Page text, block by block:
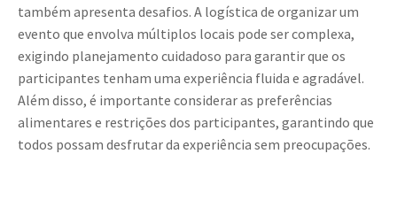
também apresenta desafios. A logística de organizar um
evento que envolva múltiplos locais pode ser complexa,
exigindo planejamento cuidadoso para garantir que os
participantes tenham uma experiência fluida e agradável.
Além disso, é importante considerar as preferências
alimentares e restrições dos participantes, garantindo que
todos possam desfrutar da experiência sem preocupações.